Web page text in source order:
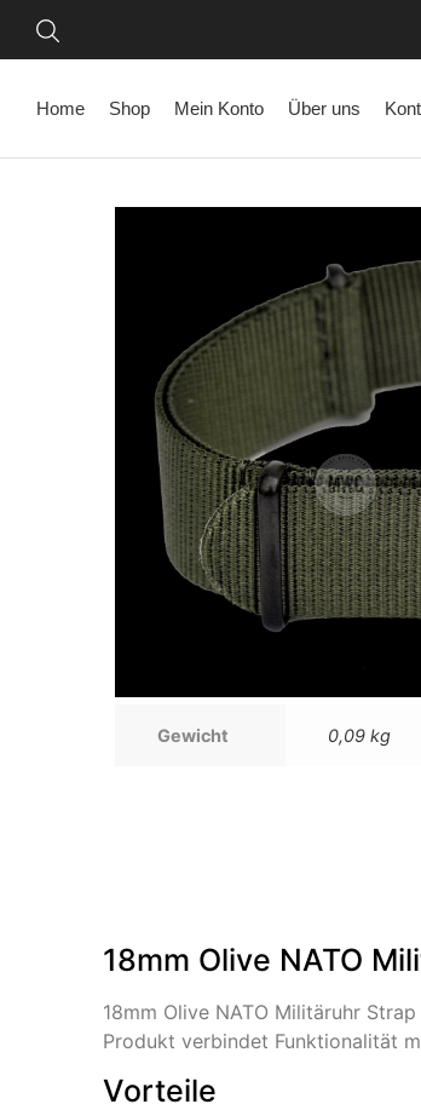
Home Shop Mein Konto Über uns
Gewicht 0,09 kg
18mm Olive NATO
18mm Olive NATO Militäruhr
Produkt verbindet Funktionalität
Vorteile